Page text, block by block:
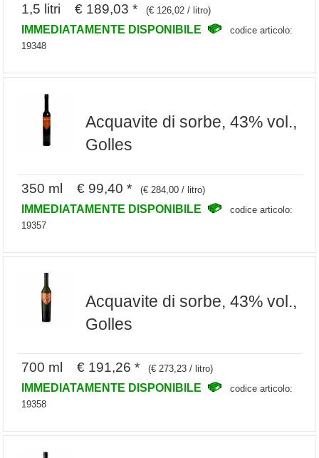
1,5 litri € 189,03 * (€ 126,02 / litro)
IMMEDIATAMENTE DISPONIBILE
codice articolo:
19348
Acquavite di sorbe, 43% vol.,
Golles
350 ml € 99,40 * (€ 284,00 / litro)
IMMEDIATAMENTE DISPONIBILE
codice articolo:
19357
Acquavite di sorbe, 43% vol.,
Golles
700 ml € 191,26 * (€ 273,23 / litro)
IMMEDIATAMENTE DISPONIBILE
codice articolo:
19358